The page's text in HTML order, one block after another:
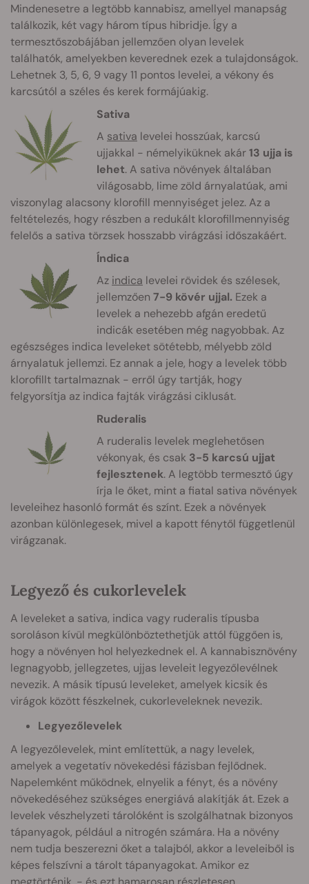
Mindenesetre a legtöbb kannabisz, amellyel manapság
találkozik, két vagy három típus hibridje. Így a
termesztőszobájában jellemzően olyan levelek
találhatók, amelyekben keverednek ezek a tulajdonságok.
Lehetnek 3, 5, 6, 9 vagy 11 pontos levelei, a vékony és
karcsútól a széles és kerek formájúakig.
Sativa
A sativa levelei hosszúak, karcsú
ujjakkal - némelyiküknek akár13 ujja is
lehet. A sativa növények általában
világosabb, lime zöld árnyalatúak, ami
viszonylag alacsony klorofill mennyiséget jelez. Az a
feltételezés, hogy részben a redukált klorofillmennyiség
felelős a sativa törzsek hosszabb virágzási időszakáért.
Índica
Az indica levelei rövidek és szélesek,
jellemzően 7-9 kövér ujjal. Ezek a
levelek a nehezebb afgán eredetű
indicák esetében még nagyobbak. Az
egészséges indica leveleket sötétebb, mélyebb zöld
árnyalatuk jellemzi. Ez annak a jele, hogy a levelek több
klorofillt tartalmaznak - erről úgy tartják, hogy
felgyorsítja az indica fajták virágzási ciklusát.
Ruderalis
A ruderalis levelek meglehetősen
vékonyak, és csak 3-5 karcsú ujjat
fejlesztenek. A legtöbb termesztő úgy
írja le őket, mint a fiatal sativa növények
leveleihez hasonló formát és színt. Ezek a növények
azonban különlegesek, mivel a kapott fénytől függetlenül
virágzanak.
Legyező és cukorlevelek
A leveleket a sativa, indica vagy ruderalis típusba
soroláson kívül megkülönböztethetjük attól függően is,
hogy a növényen hol helyezkednek el. A kannabisznövény
legnagyobb, jellegzetes, ujjas leveleit legyezőlevélnek
nevezik. A másik típusú leveleket, amelyek kicsik és
virágok között fészkelnek, cukorleveleknek nevezik.
Legyezőlevelek
A legyezőlevelek, mint említettük, a nagy levelek,
amelyek a vegetatív növekedési fázisban fejlődnek.
Napelemként működnek, elnyelik a fényt, és a növény
növekedéséhez szükséges energiává alakítják át. Ezek a
levelek vészhelyzeti tárolóként is szolgálhatnak bizonyos
tápanyagok, például a nitrogén számára. Ha a növény
nem tudja beszerezni őket a talajból, akkor a leveleiből is
képes felszívni a tárolt tápanyagokat. Amikor ez